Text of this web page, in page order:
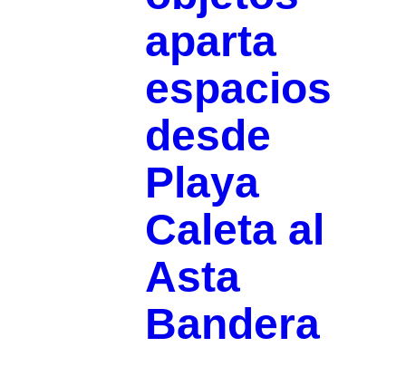
aparta
espacios
desde
Playa
Caleta al
Asta
Bandera